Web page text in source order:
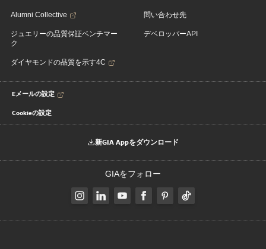
Alumni Collective
ジュエリーの品質保証ベンチマー
ク
ダイヤモンドの品質を示す4C
問い合わせ先
デベロッパーAPI
Eメールの設定
Cookieの設定
新GIA Appをダウンロード
GIAをフォロー